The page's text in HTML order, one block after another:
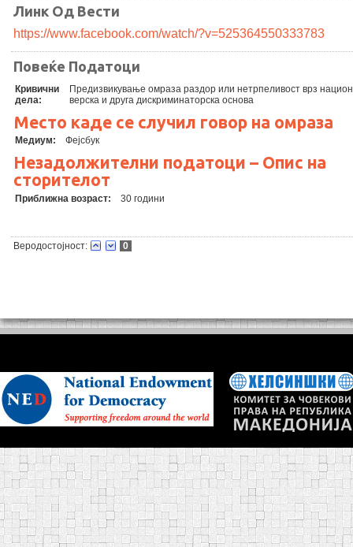
Линк Од Вести
https://www.facebook.com/watch/?v=525364550333783
Повеќе Податоци
Кривични
дела:
Предизвикување омраза раздор или нетрпеливост врз
верска и друга дискриминаторска основа
Место каде се случил говор на омраза
Медиум: Фејсбук
Незадолжителни податоци – Опис на
сторителот
Приближна возраст: 30 години
Веродостојност: 0